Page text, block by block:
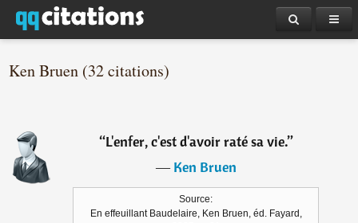
Ken Bruen (32 citations)
“L'enfer, c'est d'avoir raté sa vie.”
―Ken Bruen
Source:
En effeuillant Baudelaire, Ken Bruen, éd. Fayard,